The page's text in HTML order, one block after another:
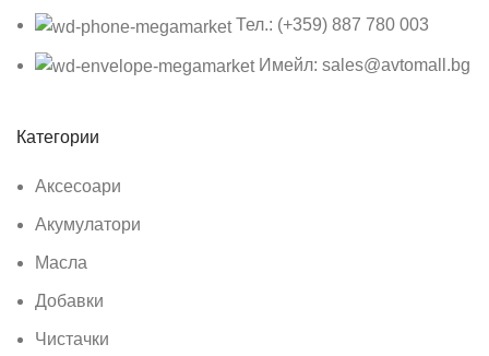
Тел.: (+359) 887 780 003
Имейл: sales@avtomall.bg
Категории
Аксесоари
Акумулатори
Масла
Добавки
Чистачки